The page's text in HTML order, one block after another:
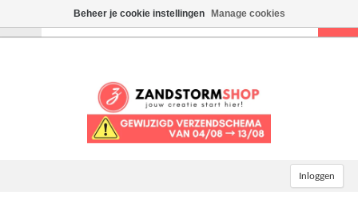
Inloggen
Beheer je cookie instellingen Manage cookies